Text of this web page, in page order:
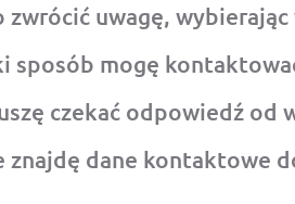
zwrócić uwagę,
sposób mogę
czekać odpowiedź od
znajdę dane kontaktowe